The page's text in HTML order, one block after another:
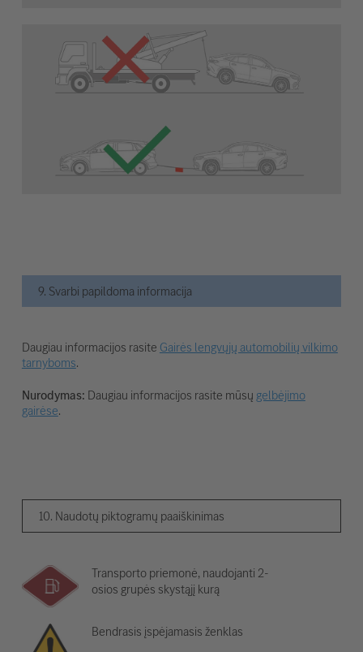
9. Svarbi papildoma informacija
Daugiau informacijos rasite Gairės lengvųjų automobilių vilkimo
tarnyboms.
Nurodymas: Daugiau informacijos rasite mūsų gelbėjimo
gairėse.
10. Naudotų piktogramų paaiškinimas
Transporto priemonė, naudojanti 2-
osios grupės skystąjį kurą
Bendrasis įspėjamasis ženklas